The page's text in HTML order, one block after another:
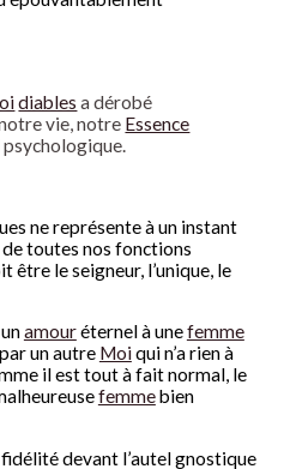
diables a dérobé
vie, notre Essence
ne représente à un instant
toutes nos fonctions
être le seigneur, l’unique, le
amouréternel à unefemme
un autre Moiqui n’a rien à
il est tout à fait normal, le
femmebien
devant l’autel gnostique